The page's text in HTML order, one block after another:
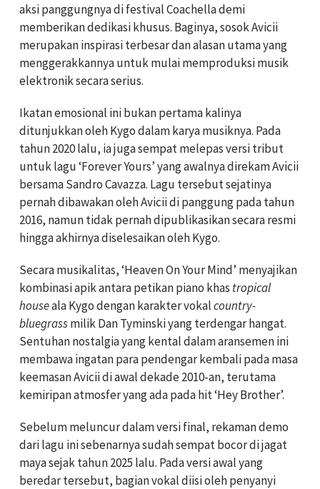
aksi panggungnya di festival Coachella demi
memberikan dedikasi khusus. Baginya, sosok Avicii
merupakan inspirasi terbesar dan alasan utama yang
menggerakkannya untuk mulai memproduksi musik
elektronik secara serius.
Ikatan emosional ini bukan pertama kalinya
ditunjukkan oleh Kygo dalam karya musiknya. Pada
tahun 2020 lalu, ia juga sempat melepas versi tribut
untuk lagu ‘Forever Yours’ yang awalnya direkam Avicii
bersama Sandro Cavazza. Lagu tersebut sejatinya
pernah dibawakan oleh Avicii di panggung pada tahun
2016, namun tidak pernah dipublikasikan secara resmi
hingga akhirnya diselesaikan oleh Kygo.
Secara musikalitas, ‘Heaven On Your Mind’ menyajikan
kombinasi apik antara petikan piano khas tropical
houseala Kygo dengan karakter vokalcountry-
bluegrassmilik Dan Tyminski yang terdengar hangat.
Sentuhan nostalgia yang kental dalam aransemen ini
membawa ingatan para pendengar kembali pada masa
keemasan Avicii di awal dekade 2010-an, terutama
kemiripan atmosfer yang ada pada hit ‘Hey Brother’.
Sebelum meluncur dalam versi final, rekaman demo
dari lagu ini sebenarnya sudah sempat bocor di jagat
maya sejak tahun 2025 lalu. Pada versi awal yang
beredar tersebut, bagian vokal diisi oleh penyanyi